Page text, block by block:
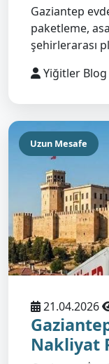
Gaziantep
paketleme,
şehirlerarası
Yiğitler Blog
Uzun Mesafe
21.04.2026
Nakliyat